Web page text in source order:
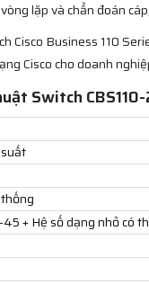
lặp và chẩn đoán
Cisco Business 110
Cisco cho doanh
Switch
+ Hệ số dạng nhỏ có